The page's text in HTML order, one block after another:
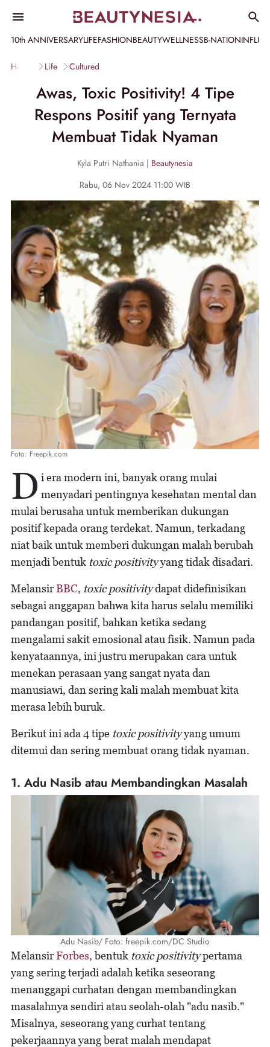
10th ANNIVERSARYLIFEFASHIONBEAUTYWELLNESSB-NATION
Home Life Cultured
Awas, Toxic Positivity! 4 Tipe
Respons Positif yang Ternyata
Membuat Tidak Nyaman
Kyla Putri Nathania | Beautynesia
Rabu, 06 Nov 2024 11:00 WIB
Foto: Freepik.com
D i era modern ini, banyak orang mulai
menyadari pentingnya kesehatan mental dan
mulai berusaha untuk memberikan dukungan
positif kepada orang terdekat. Namun, terkadang
niat baik untuk memberi dukungan malah berubah
menjadi bentuk toxic positivityyang tidak disadari.
MelansirBBC, toxic positivitydapat didefinisikan
sebagai anggapan bahwa kita harus selalu memiliki
pandangan positif, bahkan ketika sedang
mengalami sakit emosional atau fisik. Namun pada
kenyataannya, ini justru merupakan cara untuk
menekan perasaan yang sangat nyata dan
manusiawi, dan sering kali malah membuat kita
merasa lebih buruk.
Berikut ini ada 4 tipe toxic positivityyang umum
ditemui dan sering membuat orang tidak nyaman.
1. Adu Nasib atau Membandingkan Masalah
Adu Nasib/ Foto: freepik.com/DC Studio
MelansirForbes, bentuk toxic positivitypertama
yang sering terjadi adalah ketika seseorang
menanggapi curhatan dengan membandingkan
masalahnya sendiri atau seolah-olah "adu nasib."
Misalnya, seseorang yang curhat tentang
pekerjaannya yang berat malah mendapat